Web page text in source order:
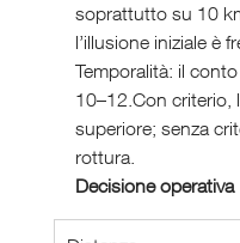
soprattutto su 10
l’illusione iniziale è
Temporalità: il
10–12.Con criterio,
superiore; senza
rottura.
Decisione operativa